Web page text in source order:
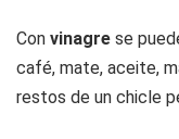
Con vinagre se
café, mate, aceite,
restos de un chicle